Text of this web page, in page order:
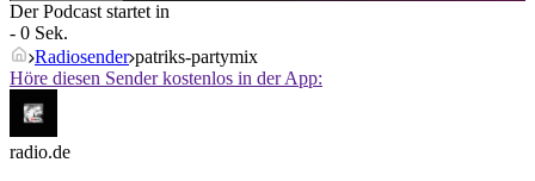
Der Podcast startet in
- 0 Sek.
Radiosender patriks-partymix
Höre diesen Sender kostenlos in der App:
radio.de